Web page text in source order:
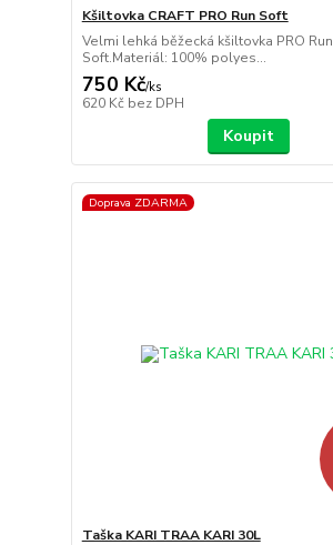
Kšiltovka CRAFT PRO Run Soft
Velmi lehká běžecká kšiltovka PRO Run
Soft.Materiál: 100% polyes...
750 Kč/ks
620 Kč bez DPH
Koupit
Doprava ZDARMA
Taška KARI TRAA KARI 30L